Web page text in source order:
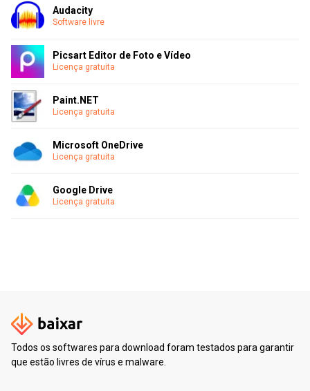
Audacity
Software livre
Picsart Editor de Foto e Vídeo
Licença gratuita
Paint.NET
Licença gratuita
Microsoft OneDrive
Licença gratuita
Google Drive
Licença gratuita
Todos os softwares para download foram testados para garantir
que estão livres de vírus e malware.